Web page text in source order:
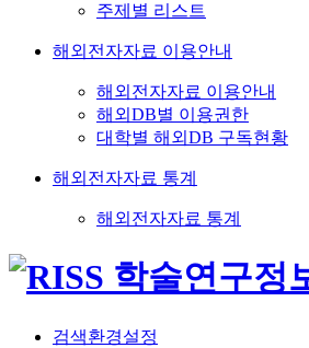
주제별 리스트
해외전자자료 이용안내
해외전자자료 이용안내
해외DB별 이용권한
대학별 해외DB 구독현황
해외전자자료 통계
해외전자자료 통계
검색환경설정